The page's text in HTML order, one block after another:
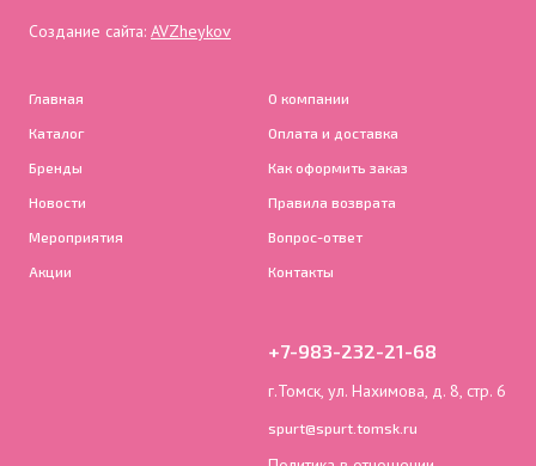
Создание сайта: AVZheykov
Главная
Каталог
Бренды
Новости
Мероприятия
Акции
О компании
Оплата и доставка
Как оформить заказ
Правила возврата
Вопрос-ответ
Контакты
+7-983-232-21-68
г.Томск, ул. Нахимова, д. 8, стр. 6
spurt@spurt.tomsk.ru